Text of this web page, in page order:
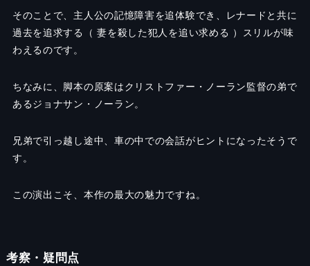
そのことで、主人公の記憶障害を追体験でき、レナードと共に
過去を追求する（ 妻を殺した犯人を追い求める ）スリルが味
わえるのです。
ちなみに、脚本の原案はクリストファー・ノーラン監督の弟で
あるジョナサン・ノーラン。
兄弟で引っ越し途中、車の中での会話がヒントになったそうで
す。
この演出こそ、本作の最大の魅力ですね。
考察・疑問点